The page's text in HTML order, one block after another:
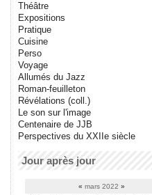
Théâtre
Expositions
Pratique
Cuisine
Perso
Voyage
Allumés du Jazz
Roman-feuilleton
Révélations (coll.)
Le son sur l'image
Centenaire de JJB
Perspectives du XXIIe siècle
Jour après jour
« mars 2022 »